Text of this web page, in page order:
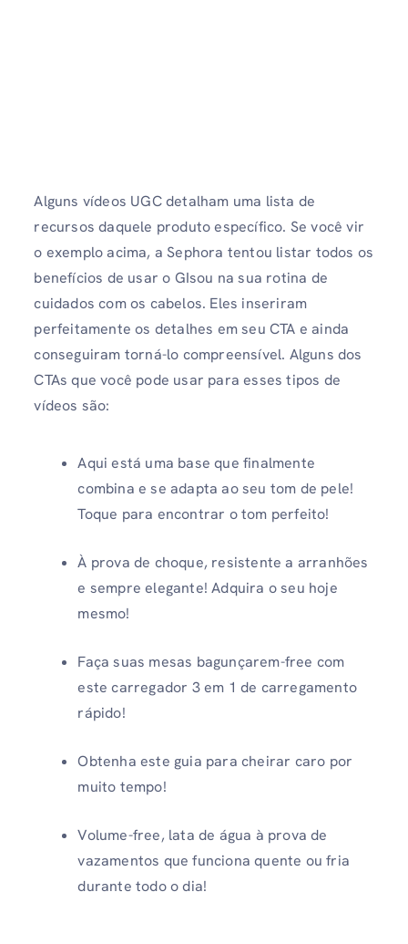
Alguns vídeos UGC detalham uma lista de
recursos daquele produto específico. Se você vir
o exemplo acima, a Sephora tentou listar todos os
benefícios de usar o GIsou na sua rotina de
cuidados com os cabelos. Eles inseriram
perfeitamente os detalhes em seu CTA e ainda
conseguiram torná-lo compreensível. Alguns dos
CTAs que você pode usar para esses tipos de
vídeos são:
Aqui está uma base que finalmente
combina e se adapta ao seu tom de pele!
Toque para encontrar o tom perfeito!
À prova de choque, resistente a arranhões
e sempre elegante! Adquira o seu hoje
mesmo!
Faça suas mesas bagunçarem-free com
este carregador 3 em 1 de carregamento
rápido!
Obtenha este guia para cheirar caro por
muito tempo!
Volume-free, lata de água à prova de
vazamentos que funciona quente ou fria
durante todo o dia!